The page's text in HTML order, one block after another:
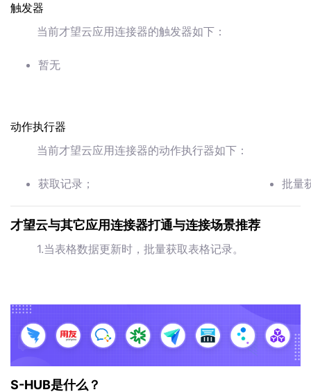
触发器
当前才望云应用连接器的触发器如下：
暂无
动作执行器
当前才望云应用连接器的动作执行器如下：
获取记录； 批量
才望云与其它应用连接器打通与连接场景推荐
1.当表格数据更新时，批量获取表格记录。
S-HUB是什么？